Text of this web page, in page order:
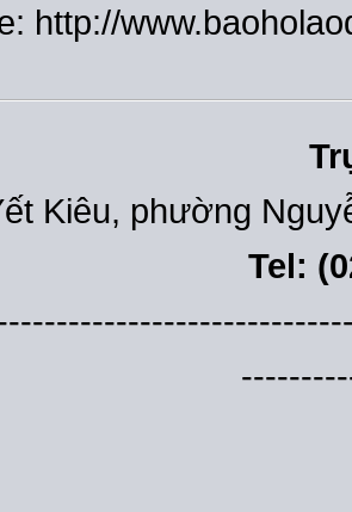
http://
Kiêu, phường
Tel: